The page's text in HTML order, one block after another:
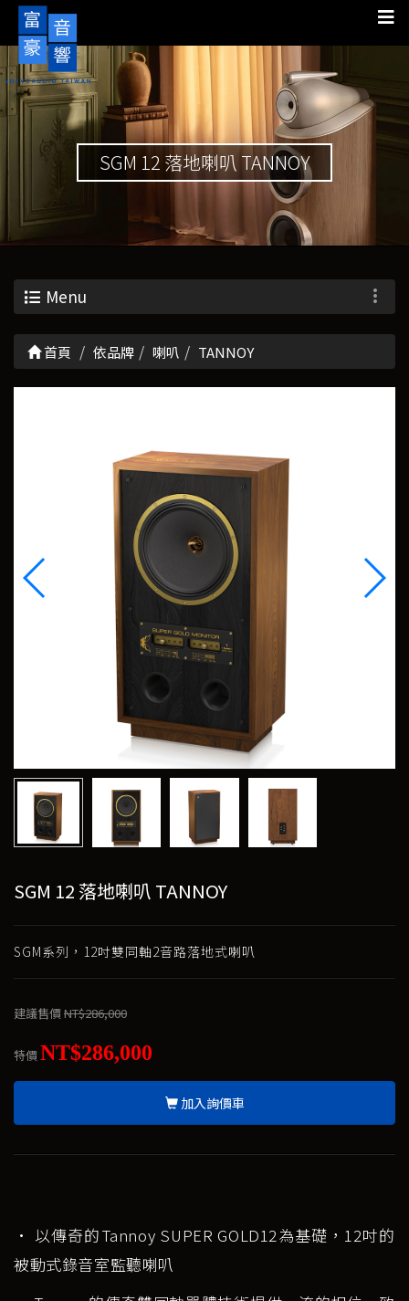
SGM 12 落地喇叭 TANNOY
Menu
首頁 依品牌 喇叭 TANNOY
SGM 12 落地喇叭 TANNOY
SGM系列，12吋雙同軸2音路落地式喇叭
建議售價NT$286,000
特價NT$286,000
加入詢價車
• 以傳奇的Tannoy SUPER GOLD12為基礎，12吋的
被動式錄音室監聽喇叭